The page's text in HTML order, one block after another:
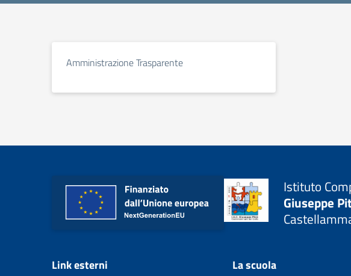
Amministrazione Trasparente
Istituto
Giuseppe
Link esterni La scuola